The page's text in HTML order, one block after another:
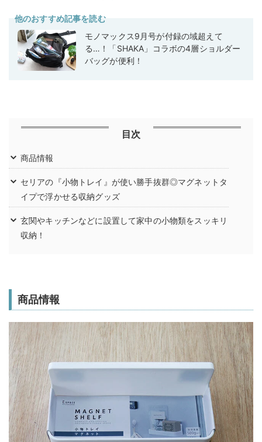
他のおすすめ記事を読む
モノマックス9月号が付録の域超えて
る…！「SHAKA」コラボの4層ショルダー
バッグが便利！
目次
商品情報
セリアの『小物トレイ』が使い勝手抜群◎マグネットタ
イプで浮かせる収納グッズ
玄関やキッチンなどに設置して家中の小物類をスッキリ
収納！
商品情報